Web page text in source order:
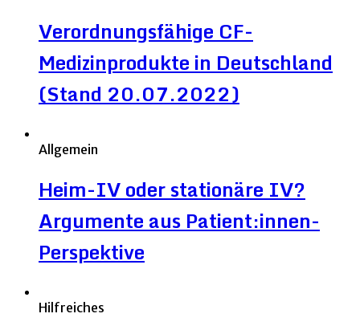
Verordnungsfähige CF-
Medizinprodukte in Deutschland
(Stand 20.07.2022)
Allgemein
Heim-IV oder stationäre IV?
Argumente aus Patient:innen-
Perspektive
Hilfreiches